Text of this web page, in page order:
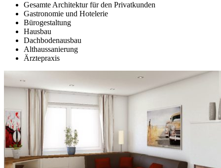
Gesamte Architektur für den Privatkunden
Gastronomie und Hotelerie
Bürogestaltung
Hausbau
Dachbodenausbau
Althaussanierung
Ärztepraxis